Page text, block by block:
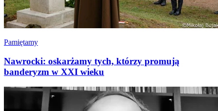
Pamiętamy
Nawrocki: oskarżamy tych, którzy promują
banderyzm w XXI wieku